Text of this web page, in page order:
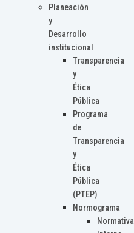
Planeación
y
Desarrollo
institucional
Transparencia
y
Ética
Pública
Programa
de
Transparencia
y
Ética
Pública
(PTEP)
Normograma
Normativa